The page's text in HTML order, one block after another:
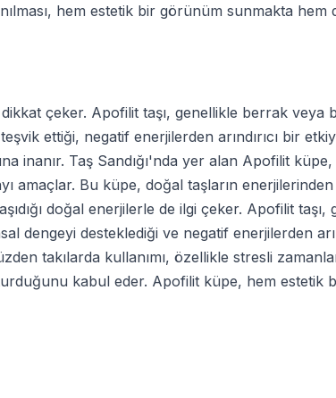
hem estetik bir görünüm sunmakta hem
dikkat çeker. Apofilit taşı, genellikle berrak
ettiği, negatif enerjilerden arındırıcı bir
inanır. Taş Sandığı'nda yer alan Apofilit
amaçlar. Bu küpe, doğal taşların
doğal enerjilerle de ilgi çeker. Apofilit
dengeyi desteklediği ve negatif enerjilerden
takılarda kullanımı, özellikle stresli
kabul eder. Apofilit küpe, hem estetik